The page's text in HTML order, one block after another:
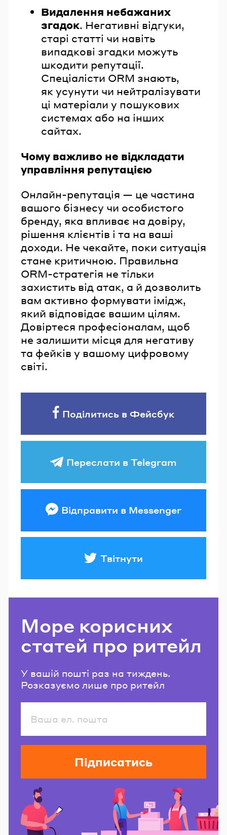
Видалення небажаних
згадок. Негативні відгуки,
старі статті чи навіть
випадкові згадки можуть
шкодити репутації.
Спеціалісти ORM знають,
як усунути чи нейтралізувати
ці матеріали у пошукових
системах або на інших
сайтах.
Чому важливо не відкладати
управління репутацією
Онлайн-репутація — це частина
вашого бізнесу чи особистого
бренду, яка впливає на довіру,
рішення клієнтів і та на ваші
доходи. Не чекайте, поки ситуація
стане критичною. Правильна
ORM-стратегія не тільки
захистить від атак, а й дозволить
вам активно формувати імідж,
який відповідає вашим цілям.
Довіртеся професіоналам, щоб
не залишити місця для негативу
та фейків у вашому цифровому
світі.
Поділитись в Фейсбук
Переслати в Telegram
Відправити в Messenger
Твітнути
Море корисних
статей про ритейл
У вашій пошті раз на тиждень.
Розказуємо лише про ритейл
Підписатись